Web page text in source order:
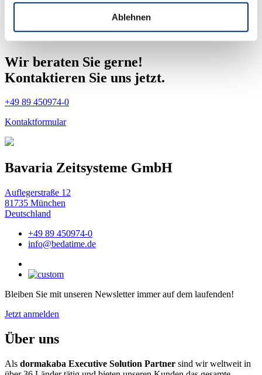
Ablehnen
Wir beraten Sie gerne!
Kontaktieren Sie uns jetzt.
+49 89 450974-0
Kontaktformular
Bavaria Zeitsysteme GmbH
Auflegerstraße 12
81735 München
Deutschland
+49 89 450974-0
info@bedatime.de
Bleiben Sie mit unseren Newsletter immer auf dem laufenden!
Jetzt anmelden
Über uns
Als dormakaba Executive Solution Partner sind wir weltweit in